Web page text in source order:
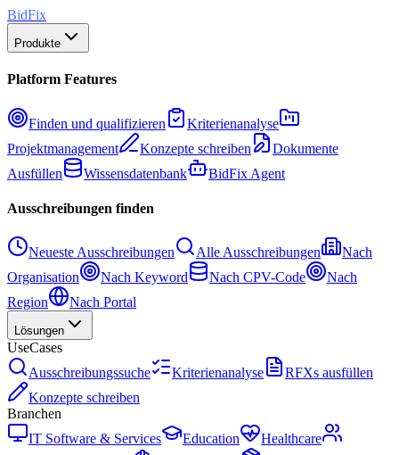
BidFix
Produkte
Platform Features
Finden und qualifizieren
Kriterienanalyse
Projektmanagement
Konzepte schreiben
Dokumente
Ausfüllen
Wissensdatenbank BidFix Agent
Ausschreibungen finden
Neueste Ausschreibungen Alle Ausschreibungen
Nach
Organisation
Nach Keyword Nach CPV-Code
Nach
Region
Nach Portal
Lösungen
UseCases
Ausschreibungssuche
Kriterienanalyse
RFXs ausfüllen
Konzepte schreiben
Branchen
IT Software & Services
Education
Healthcare